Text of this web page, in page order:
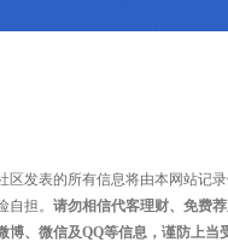
区发表的所有信息将由本网站记
自担。 请勿相信代客理财、免费
博、微信及QQ等信息，谨防上当